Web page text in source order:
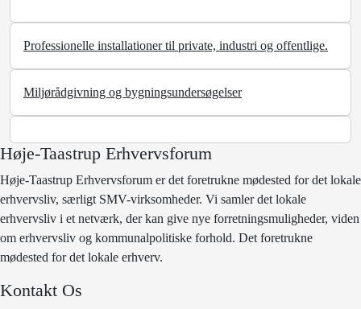
Professionelle installationer til private, industri og offentlige.
Miljørådgivning og bygningsundersøgelser
Høje-Taastrup Erhvervsforum
Høje-Taastrup Erhvervsforum er det foretrukne mødested for det lokale
erhvervsliv, særligt SMV-virksomheder. Vi samler det lokale
erhvervsliv i et netværk, der kan give nye forretningsmuligheder, viden
om erhvervsliv og kommunalpolitiske forhold. Det foretrukne
mødested for det lokale erhverv.
Kontakt Os